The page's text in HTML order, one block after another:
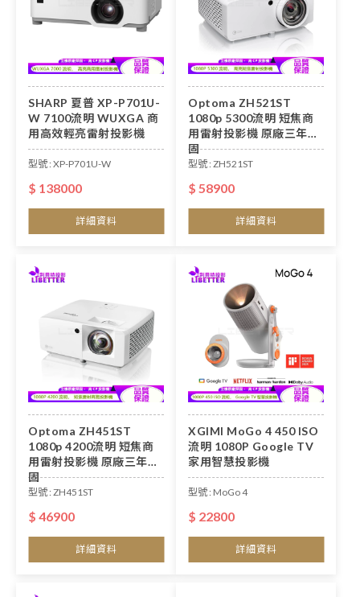
SHARP 夏普 XP-P701U-
W 7100流明 WUXGA 商
用高效輕亮雷射投影機
型號 : XP-P701U-W
$ 138000
詳細資料
Optoma ZH521ST
1080p 5300流明 短焦商
用雷射投影機 原廠三年保
固
型號 : ZH521ST
$ 58900
詳細資料
Optoma ZH451ST
1080p 4200流明 短焦商
用雷射投影機 原廠三年保
固
型號 : ZH451ST
$ 46900
詳細資料
XGIMI MoGo 4 450 ISO
流明 1080P Google TV
家用智慧投影機
型號 : MoGo 4
$ 22800
詳細資料